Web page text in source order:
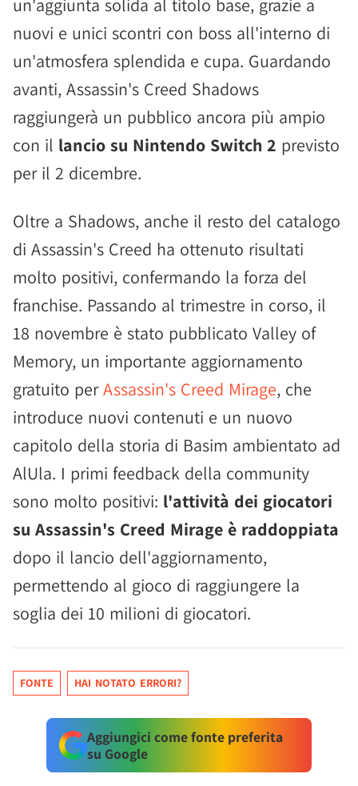
un'aggiunta solida al titolo base, grazie a
nuovi e unici scontri con boss all'interno di
un'atmosfera splendida e cupa. Guardando
avanti, Assassin's Creed Shadows
raggiungerà un pubblico ancora più ampio
con il lancio su Nintendo Switch 2 previsto
per il 2 dicembre.
Oltre a Shadows, anche il resto del catalogo
di Assassin's Creed ha ottenuto risultati
molto positivi, confermando la forza del
franchise. Passando al trimestre in corso, il
18 novembre è stato pubblicato Valley of
Memory, un importante aggiornamento
gratuito perAssassin's Creed Mirage, che
introduce nuovi contenuti e un nuovo
capitolo della storia di Basim ambientato ad
AlUla. I primi feedback della community
sono molto positivi: l'attività dei giocatori
su Assassin's Creed Mirage è raddoppiata
dopo il lancio dell'aggiornamento,
permettendo al gioco di raggiungere la
soglia dei 10 milioni di giocatori.
FONTE HAI NOTATO ERRORI?
Aggiungici come fonte preferita
su Google